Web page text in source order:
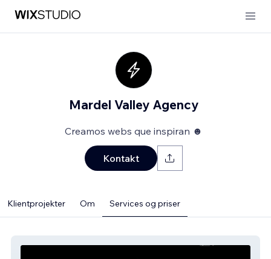
Mardel Valley Agency
Creamos webs que inspiran ☻
Kontakt
Klientprojekter Om Services og priser